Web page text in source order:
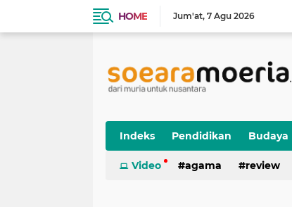
HOME Jum'at 7 Agu 2026
Indeks Pendidikan Budaya
Video agama review